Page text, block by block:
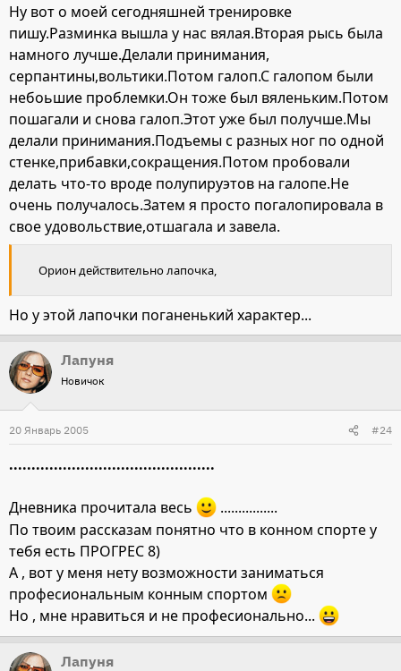
Ну вот о моей сегодняшней тренировке
пишу.Разминка вышла у нас вялая.Вторая рысь была
намного лучше.Делали принимания,
серпантины,вольтики.Потом галоп.С галопом были
небоьшие проблемки.Он тоже был вяленьким.Потом
пошагали и снова галоп.Этот уже был получше.Мы
делали принимания.Подъемы с разных ног по одной
стенке,прибавки,сокращения.Потом пробовали
делать что-то вроде полупируэтов на галопе.Не
очень получалось.Затем я просто погалопировала в
свое удовольствие,отшагала и завела.
Орион действительно лапочка,
Но у этой лапочки поганенький характер...
Лапуня
Новичок
20 Январь 2005 #24
..............................................
Дневника прочитала весь
................
По твоим рассказам понятно что в конном спорте у
тебя есть ПРОГРЕС 8)
А , вот у меня нету возможности заниматься
професиональным конным спортом
Но , мне нравиться и не професионально...
Лапуня